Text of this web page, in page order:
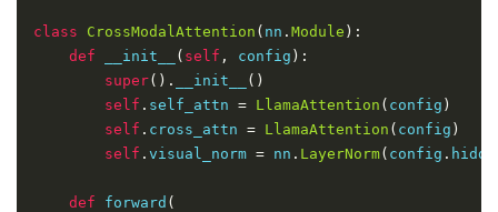
class CrossModalAttention ( nn . Module ):
def __init__ ( self , config ):
super(). __init__
()
self . self_attn = LlamaAttention ( config )
self . cross_attn = LlamaAttention ( config )
self . visual_norm = nn . LayerNorm( config .
def forward (